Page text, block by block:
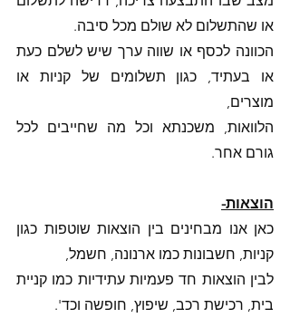
או שהתשלום לא שולם מכל סיבה.
מוצרים,
גורם אחר.
הוצאות-
קניות, חשבונות כמו ארנונה, חשמל,
בית, רכישת רכב, שיפוץ, חופשה וכד'.